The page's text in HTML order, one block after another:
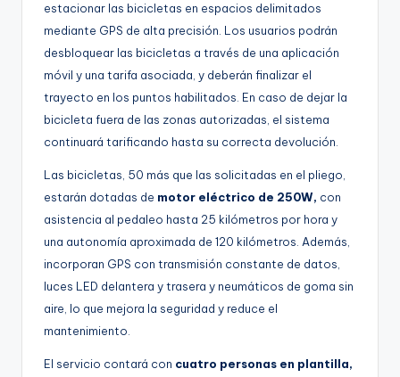
estacionar las bicicletas en espacios delimitados
mediante GPS de alta precisión. Los usuarios podrán
desbloquear las bicicletas a través de una aplicación
móvil y una tarifa asociada, y deberán finalizar el
trayecto en los puntos habilitados. En caso de dejar la
bicicleta fuera de las zonas autorizadas, el sistema
continuará tarificando hasta su correcta devolución.
Las bicicletas, 50 más que las solicitadas en el pliego,
estarán dotadas de motor eléctrico de 250W, con
asistencia al pedaleo hasta 25 kilómetros por hora y
una autonomía aproximada de 120 kilómetros. Además,
incorporan GPS con transmisión constante de datos,
luces LED delantera y trasera y neumáticos de goma sin
aire, lo que mejora la seguridad y reduce el
mantenimiento.
El servicio contará con cuatro personas en plantilla,